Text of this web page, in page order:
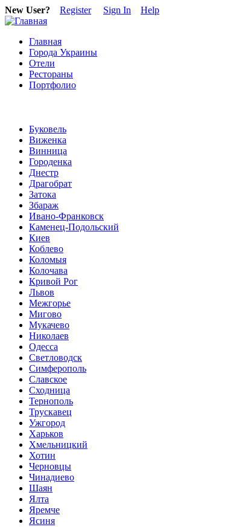
New User? Register Sign In Help
Главная
Города Украины
Отели
Рестораны
Портфолио
Буковель
Виженка
Винница
Городенка
Днестр
Драгобрат
Затока
Збараж
Ивано-Франковск
Каменец-Подольский
Киев
Коблево
Коломыя
Колочава
Кривой Рог
Львов
Межгорье
Мигово
Мукачево
Николаев
Одесса
Светловодск
Симферополь
Славское
Сходница
Тернополь
Трускавец
Ужгород
Харьков
Хмельницкий
Хотин
Черновцы
Чинадиево
Шаян
Ялта
Яремче
Ясиня